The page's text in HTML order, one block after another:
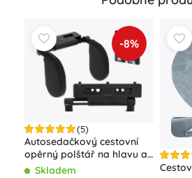
-8%
(5)
Autosedačkový cestovní
opěrný polštář na hlavu a
krk, regulovatelný – Černá
Skladem